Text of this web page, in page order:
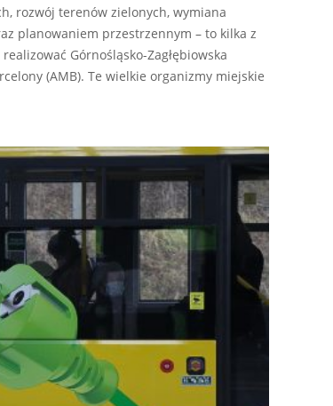
rozwój terenów zielonych, wymiana
planowaniem przestrzennym – to kilka z
Górnośląsko-Zagłębiowska
(AMB). Te wielkie organizmy miejskie